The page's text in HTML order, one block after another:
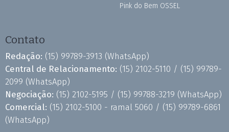
Pink do Bem OSSEL
Contato
Redação: (15) 99789-3913 (WhatsApp)
Central de Relacionamento: (15) 2102-5110 / (15) 99789-
2099 (WhatsApp)
Negociação: (15) 2102-5195 / (15) 99788-3219 (WhatsApp)
Comercial: (15) 2102-5100 - ramal 5060 / (15) 99789-6861
(WhatsApp)